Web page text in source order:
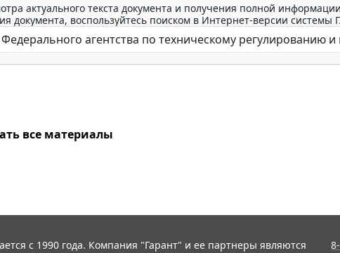
актуального текста документа и получения полной
документа, воспользуйтесь поиском в Интернет-версии системы
все материалы
с 1990 года. Компания "Гарант" и ее партнеры являются